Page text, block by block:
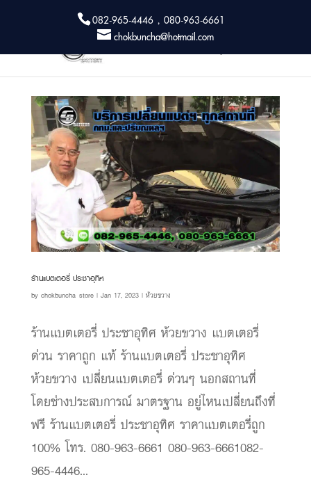
082-965-4446 , 080-963-6661
chokbuncha@hotmail.com
ร้านแบตเตอรี่ ประชาอุทิศ
by chokbuncha_store| Jan 17, 2023| ห้วยขวาง
ร้านแบตเตอรี่ ประชาอุทิศ ห้วยขวาง แบตเตอรี่
ด่วน ราคาถูก แท้ ร้านแบตเตอรี่ ประชาอุทิศ
ห้วยขวาง เปลี่ยนแบตเตอรี่ ด่วนๆ นอกสถานที่
โดยช่างประสบการณ์ มาตรฐาน อยู่ไหนเปลี่ยนถึงที่
ฟรี ร้านแบตเตอรี่ ประชาอุทิศ ราคาแบตเตอรี่ถูก
100% โทร. 080-963-6661 080-963-6661082-
965-4446...